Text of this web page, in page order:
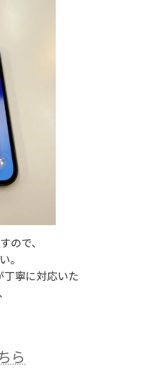
ので、
。
寧に対応いた
ら